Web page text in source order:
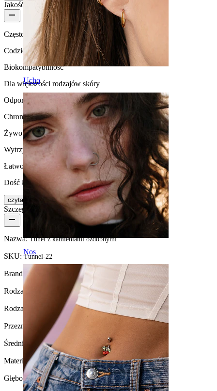
Ucho
Nos
Jakość produktu
Częstotliwość użytkowania
Codzienne użytkowanie
Biokompatybilność
Dla większości rodzajów skóry
Odporność na działanie wody
Chronić przed wodą
Żywotność
Wytrzymała
Łatwość użytkowania
Dość łatwe
czytaj więcej
Szczegóły produktu
Nazwa:Tunel z kamieniami ozdobnymi
SKU:Tunnel-22
Brand: Bodymod Moments
Rodzaj zapięcia: Gwint zewnętrzny
Rodzaj biżuterii: Tunel, Okrągły tunel
Przeznaczenie:Rozpychanie
Średnica rozpychacza:
Materiał: Stal chirurgiczna
Głębokość:10 mm